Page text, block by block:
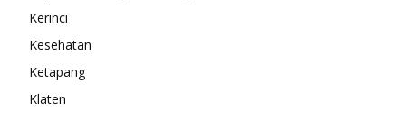
Kerinci
Kesehatan
Ketapang
Klaten